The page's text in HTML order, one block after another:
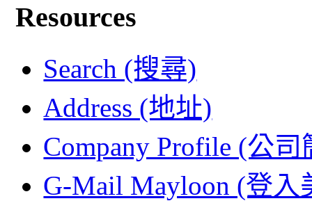
Resources
Search (搜尋)
Address (地址)
Company Profile (公司
G-Mail Mayloon (登入